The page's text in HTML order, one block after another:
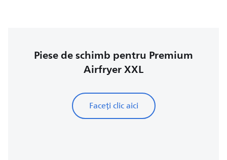
Piese de schimb pentru Premium
Airfryer XXL
Faceți clic aici